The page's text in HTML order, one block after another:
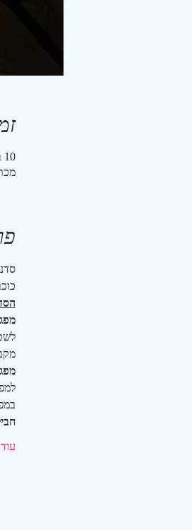
10 ביולי 2026, 17:00 – 11 ביולי 2026, 7:00
עוד